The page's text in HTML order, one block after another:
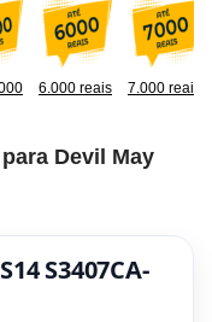
6.000 reais 7.000 reais
Devil May
S3407CA-